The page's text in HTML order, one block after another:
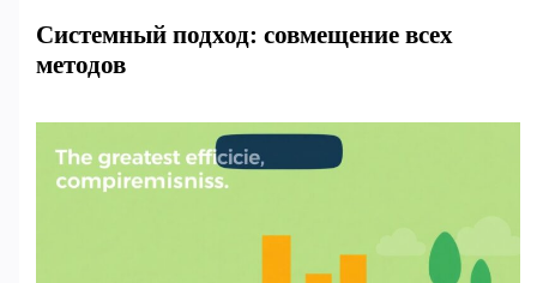
Системный подход: совмещение всех
методов